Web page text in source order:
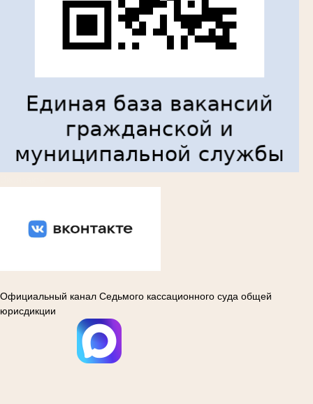
Официальный канал Седьмого кассационного суда общей
юрисдикции